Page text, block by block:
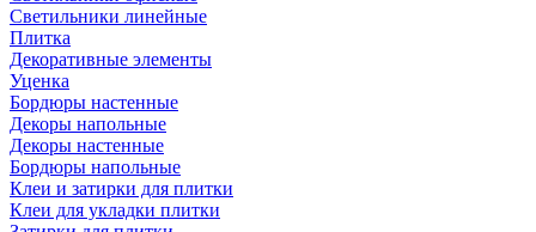
Светильники линейные
Плитка
Декоративные элементы
Уценка
Бордюры настенные
Декоры напольные
Декоры настенные
Бордюры напольные
Клеи и затирки для плитки
Клеи для укладки плитки